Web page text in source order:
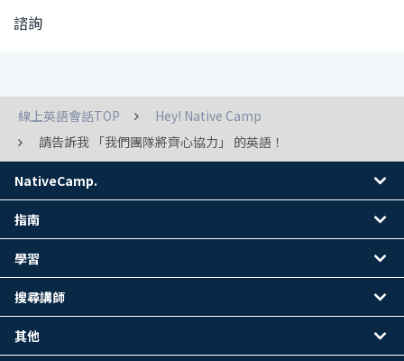
諮詢
線上英語會話TOP
Hey! Native Camp
請告訴我 「我們團隊將齊心協力」 的英語！
NativeCamp.
指南
學習
搜尋講師
其他